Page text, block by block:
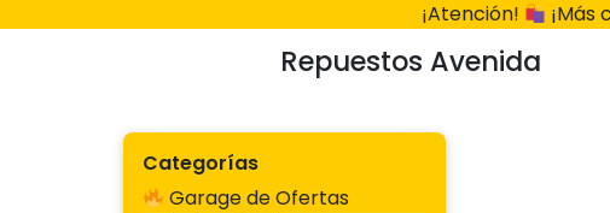
¡Atención! ¡Más
Repuestos Avenida
Categorías
Garage de Ofertas